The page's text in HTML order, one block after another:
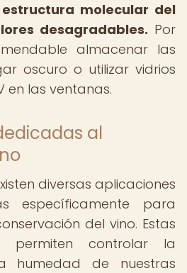
molecular del
desagradables. Por
almacenar las
oscuro o utilizar vidrios
en las ventanas.
al
diversas aplicaciones
específicamente para
del vino. Estas
permiten controlar la
humedad de nuestras